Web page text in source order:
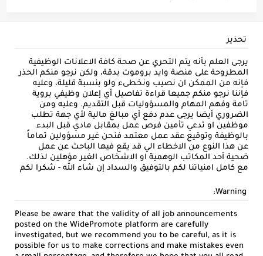
تحذير
يرجى العلم بأنه يتم التحري عن صحة كافة الاعلانات الوظيفية
المطروحة على منصة وايد بروموت بدقة، ولكن نرجو منكم الحذر
فإنه من الممكن ان نصيب ونخطىء ولو بنسبة قليلة، وعليه
فإننا نرجو منكم جميعا قراءة تفاصيل أي إعلان وظيفي بروية
تامة وفهم المهام والمسؤوليات قبل التقديم. وعليه ومن
الضروري أيضا يرجى عدم دفع أي مبالغ مالية لأي جهة تطلب
موظفين او تدعي تأمين فرص عمل بمقابل مادي قبل البدء
بالوظيفة وتوقيع عقد عمل معتمد فنحن غير مسؤولين تماماً
عن هذا النوع من الاخطاء الي قد يقع فيها الباحث عن عمل
ضحية أحد المكاتب الوهمية او الاشخاص الغير مؤهلين لذلك.
مع كامل امنياتنا لكم بالتوفيق والسداد إن شاء الله - شكرا لكم
Warning:
Please be aware that the validity of all job announcements
posted on the WidePromote platform are carefully
investigated, but we recommend you to be careful, as it is
possible for us to make corrections and make mistakes even